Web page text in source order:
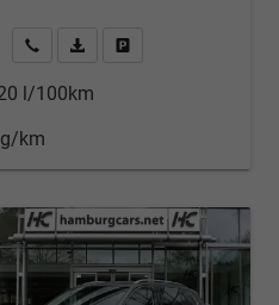
Kontakt & Angebot anfordern
PDF-Datei, Fahrzeugexposé
l/100km
km